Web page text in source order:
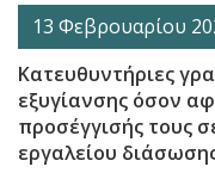
13 Φεβρουαρίου
Κατευθυντήριες
εξυγίανσης όσον
προσέγγισής τους
εργαλείου